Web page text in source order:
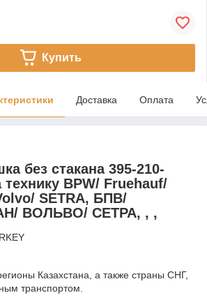
Купить
Доставка Оплата
без стакана 395-210-
технику BPW/ Fruehauf/
SETRA, БПВ/
ВОЛЬВО/ СЕТРА, , ,
Казахстана, а также страны СНГ,
транспортом.